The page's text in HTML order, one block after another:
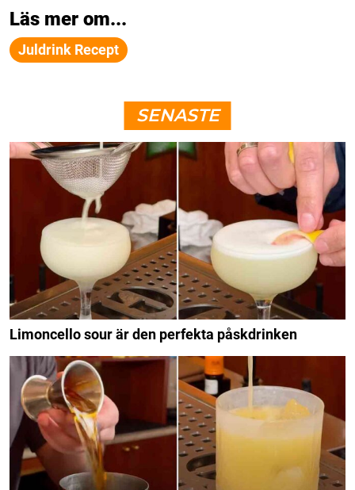
Läs mer om...
Juldrink Recept
SENASTE
Limoncello sour är den perfekta påskdrinken